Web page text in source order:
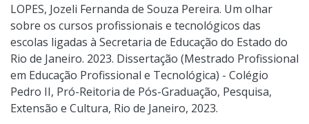
LOPES, Jozeli Fernanda de Souza Pereira. Um olhar
sobre os cursos profissionais e tecnológicos das
escolas ligadas à Secretaria de Educação do Estado do
Rio de Janeiro. 2023. Dissertação (Mestrado Profissional
em Educação Profissional e Tecnológica) - Colégio
Pedro II, Pró-Reitoria de Pós-Graduação, Pesquisa,
Extensão e Cultura, Rio de Janeiro, 2023.